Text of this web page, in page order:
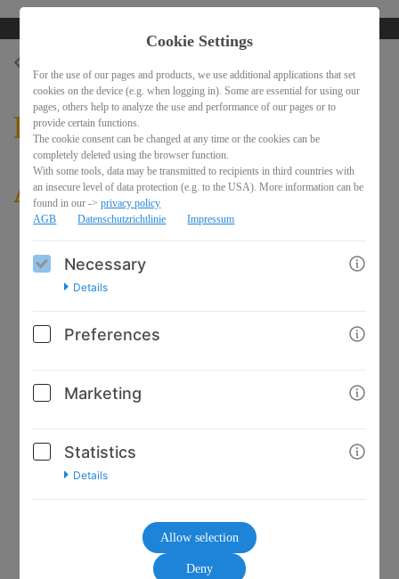
Professionell Online
Auftreten - CRASHKURS
Cookie Settings
For the use of our pages and products, we use additional applications that set
cookies on the device (e.g. when logging in). Some are essential for using our
pages, others help to analyze the use and performance of our pages or to
provide certain functions.
The cookie consent can be changed at any time or the cookies can be
completely deleted using the browser function.
With some tools, data may be transmitted to recipients in third countries with
an insecure level of data protection (e.g. to the USA). More information can be
found in our ->privacy policy
AGB
Datenschutzrichtlinie Impressum
Necessary
Details
Preferences
Marketing
Statistics
Details
Allow selection
Deny